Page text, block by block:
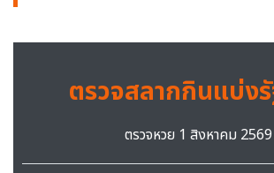
ตรวจสลากกินแบ่ง
ตรวจหวย 1 สิงหาคม 2569